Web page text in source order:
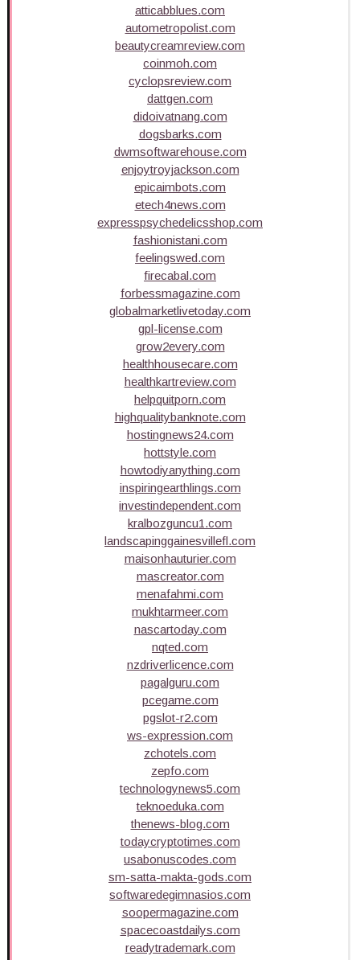
atticabblues.com
autometropolist.com
beautycreamreview.com
coinmoh.com
cyclopsreview.com
dattgen.com
didoivatnang.com
dogsbarks.com
dwmsoftwarehouse.com
enjoytroyjackson.com
epicaimbots.com
etech4news.com
expresspsychedelicsshop.com
fashionistani.com
feelingswed.com
firecabal.com
forbessmagazine.com
globalmarketlivetoday.com
gpl-license.com
grow2every.com
healthhousecare.com
healthkartreview.com
helpquitporn.com
highqualitybanknote.com
hostingnews24.com
hottstyle.com
howtodiyanything.com
inspiringearthlings.com
investindependent.com
kralbozguncu1.com
landscapinggainesvillefl.com
maisonhauturier.com
mascreator.com
menafahmi.com
mukhtarmeer.com
nascartoday.com
nqted.com
nzdriverlicence.com
pagalguru.com
pcegame.com
pgslot-r2.com
ws-expression.com
zchotels.com
zepfo.com
technologynews5.com
teknoeduka.com
thenews-blog.com
todaycryptotimes.com
usabonuscodes.com
sm-satta-makta-gods.com
softwaredegimnasios.com
soopermagazine.com
spacecoastdailys.com
readytrademark.com